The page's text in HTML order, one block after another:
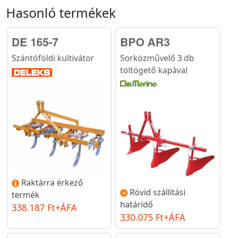
Hasonló termékek
DE 165-7
Szántóföldi kultivátor
Raktárra érkező
termék
338.187 Ft+ÁFA
BPO AR3
Sorközművelő 3 db
töltögető kapával
Rövid szállítási
határidő
330.075 Ft+ÁFA